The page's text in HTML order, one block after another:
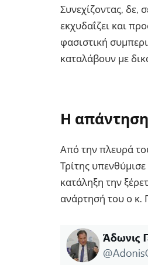
Συνεχίζοντας, δε,
εκχυδαΐζει και
φασιστική
καταλάβουν με
Η
Από την πλευρά
Τρίτης
κατάληξη την
ανάρτησή του ο κ.